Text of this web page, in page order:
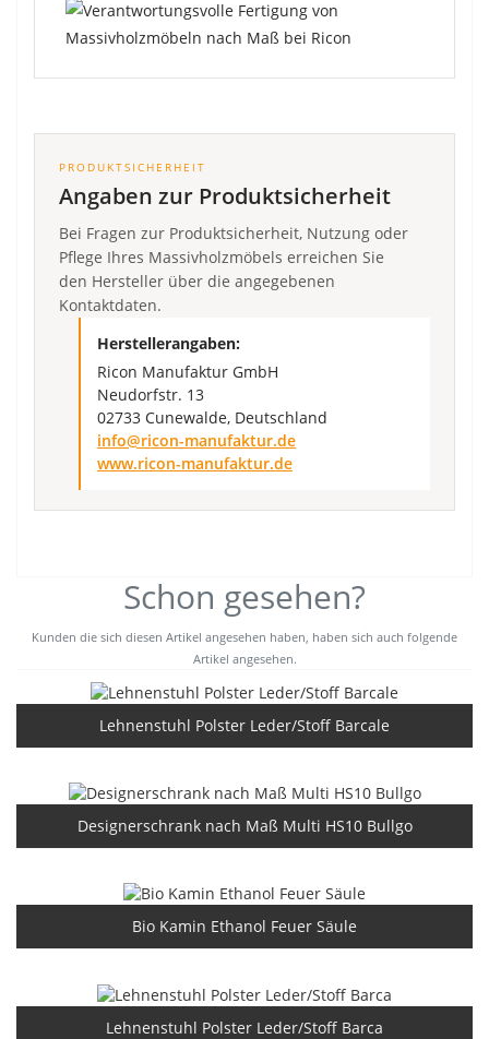
PRODUKTSICHERHEIT
Angaben zur Produktsicherheit
Bei Fragen zur Produktsicherheit, Nutzung oder
Pflege Ihres Massivholzmöbels erreichen Sie
den Hersteller über die angegebenen
Kontaktdaten.
Herstellerangaben:
Ricon Manufaktur GmbH
Neudorfstr. 13
02733 Cunewalde, Deutschland
info@ricon-manufaktur.de
www.ricon-manufaktur.de
Schon gesehen?
Kunden die sich diesen Artikel angesehen haben, haben sich auch folgende
Artikel angesehen.
Lehnenstuhl Polster Leder/Stoff Barcale
Designerschrank nach Maß Multi HS10 Bullgo
Bio Kamin Ethanol Feuer Säule
Lehnenstuhl Polster Leder/Stoff Barca